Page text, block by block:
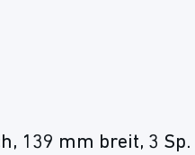
139 mm breit, 3 Sp.